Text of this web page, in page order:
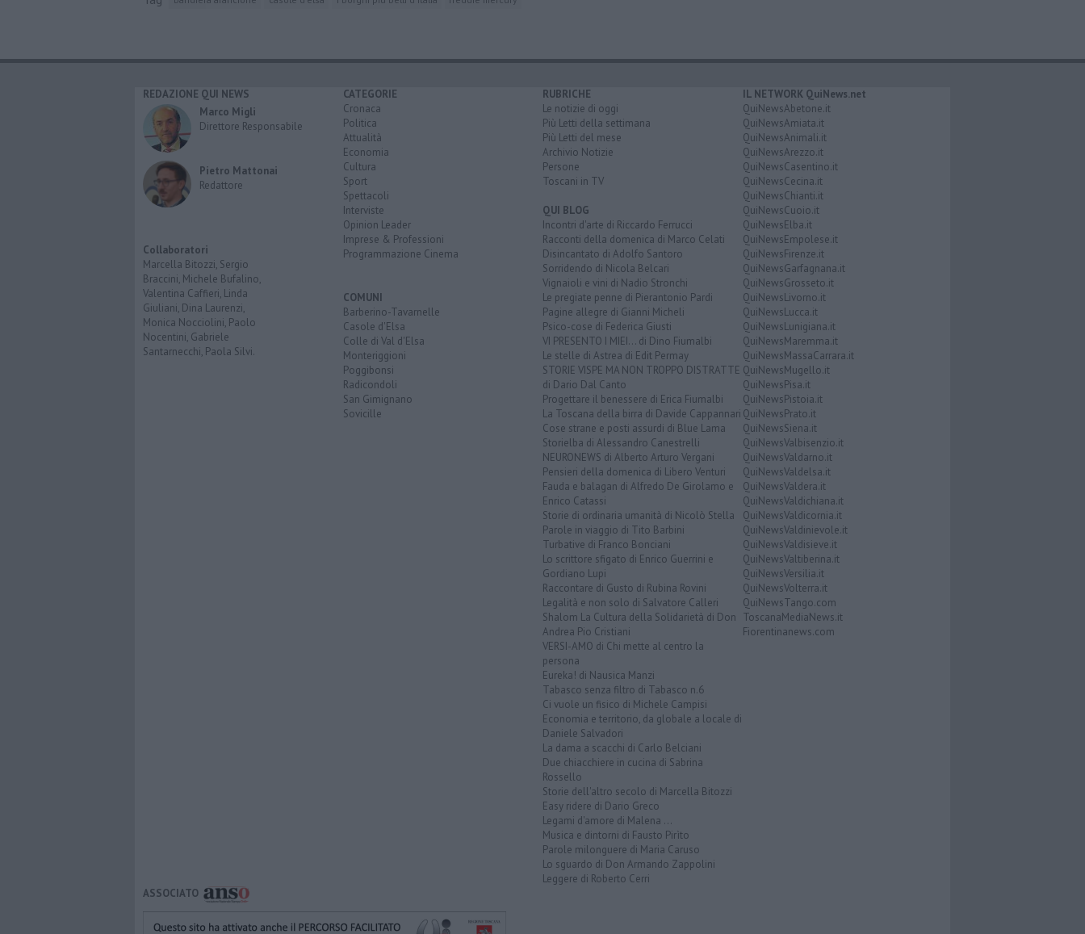
REDAZIONE QUI NEWS
Marco Migli
Direttore Responsabile
Pietro Mattonai
Redattore
Collaboratori
Marcella Bitozzi, Sergio
Braccini, Michele Bufalino,
Valentina Caffieri, Linda
Giuliani, Dina Laurenzi,
Monica Nocciolini, Paolo
Nocentini, Gabriele
Santarnecchi, Paola Silvi.
CATEGORIE
Cronaca
Politica
Attualità
Economia
Cultura
Sport
Spettacoli
Interviste
Opinion Leader
Imprese & Professioni
Programmazione Cinema
COMUNI
Barberino-Tavarnelle
Casole d'Elsa
Colle di Val d'Elsa
Monteriggioni
Poggibonsi
Radicondoli
San Gimignano
Sovicille
RUBRICHE
Le notizie di oggi
Più Letti della settimana
Più Letti del mese
Archivio Notizie
Persone
Toscani in TV
QUI BLOG
Incontri d'arte di Riccardo Ferrucci
Racconti della domenica di Marco Celati
Disincantato di Adolfo Santoro
Sorridendo di Nicola Belcari
Vignaioli e vini di Nadio Stronchi
Le pregiate penne di Pierantonio Pardi
Pagine allegre di Gianni Micheli
Psico-cose di Federica Giusti
VI PRESENTO I MIEI... di Dino Fiumalbi
Le stelle di Astrea di Edit Permay
STORIE VISPE MA NON TROPPO DISTRATTE
di Dario Dal Canto
Progettare il benessere di Erica Fiumalbi
La Toscana della birra di Davide Cappannari
Cose strane e posti assurdi di Blue Lama
Storielba di Alessandro Canestrelli
NEURONEWS di Alberto Arturo Vergani
Pensieri della domenica di Libero Venturi
Fauda e balagan di Alfredo De Girolamo e
Enrico Catassi
Storie di ordinaria umanità di Nicolò Stella
Parole in viaggio di Tito Barbini
Turbative di Franco Bonciani
Lo scrittore sfigato di Enrico Guerrini e
Gordiano Lupi
Raccontare di Gusto di Rubina Rovini
Legalità e non solo di Salvatore Calleri
Shalom La Cultura della Solidarietà di Don
Andrea Pio Cristiani
VERSI-AMO di Chi mette al centro la
persona
Eureka! di Nausica Manzi
Tabasco senza filtro di Tabasco n.6
Ci vuole un fisico di Michele Campisi
Economia e territorio, da globale a locale di
Daniele Salvadori
La dama a scacchi di Carlo Belciani
Due chiacchiere in cucina di Sabrina
Rossello
Storie dell'altro secolo di Marcella Bitozzi
Easy ridere di Dario Greco
Legami d'amore di Malena ...
Musica e dintorni di Fausto Pirìto
Parole milonguere di Maria Caruso
Lo sguardo di Don Armando Zappolini
Leggere di Roberto Cerri
IL NETWORK QuiNews.net
QuiNewsAbetone.it
QuiNewsAmiata.it
QuiNewsAnimali.it
QuiNewsArezzo.it
QuiNewsCasentino.it
QuiNewsCecina.it
QuiNewsChianti.it
QuiNewsCuoio.it
QuiNewsElba.it
QuiNewsEmpolese.it
QuiNewsFirenze.it
QuiNewsGarfagnana.it
QuiNewsGrosseto.it
QuiNewsLivorno.it
QuiNewsLucca.it
QuiNewsLunigiana.it
QuiNewsMaremma.it
QuiNewsMassaCarrara.it
QuiNewsMugello.it
QuiNewsPisa.it
QuiNewsPistoia.it
QuiNewsPrato.it
QuiNewsSiena.it
QuiNewsValbisenzio.it
QuiNewsValdarno.it
QuiNewsValdelsa.it
QuiNewsValdera.it
QuiNewsValdichiana.it
QuiNewsValdicornia.it
QuiNewsValdinievole.it
QuiNewsValdisieve.it
QuiNewsValtiberina.it
QuiNewsVersilia.it
QuiNewsVolterra.it
QuiNewsTango.com
ToscanaMediaNews.it
Fiorentinanews.com
ASSOCIATO